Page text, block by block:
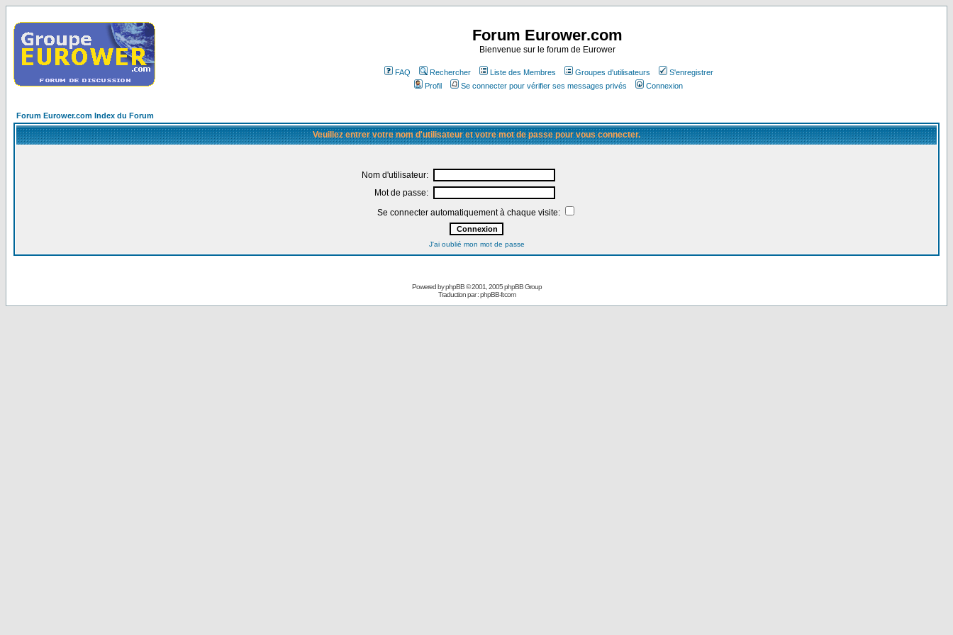
Forum Eurower.com
Bienvenue sur le forum de Eurower
FAQ Rechercher Liste des Membres Groupes d'utilisateurs
S'enregistrer
Profil
Se connecter pour vérifier ses messages privés Connexion
Forum Eurower.com Index du Forum
Veuillez entrer votre nom d'utilisateur et votre mot de passe pour vous connecter.
Nom d'utilisateur:
Mot de passe:
Se connecter automatiquement à chaque visite:
J'ai oublié mon mot de passe
Powered byphpBB© 2001, 2005 phpBB Group
Traduction par :phpBB-fr.com